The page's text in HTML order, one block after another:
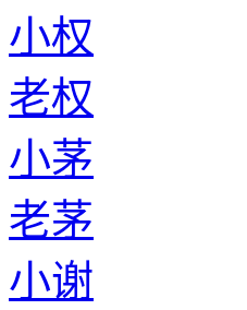
小权
老权
小茅
老茅
小谢